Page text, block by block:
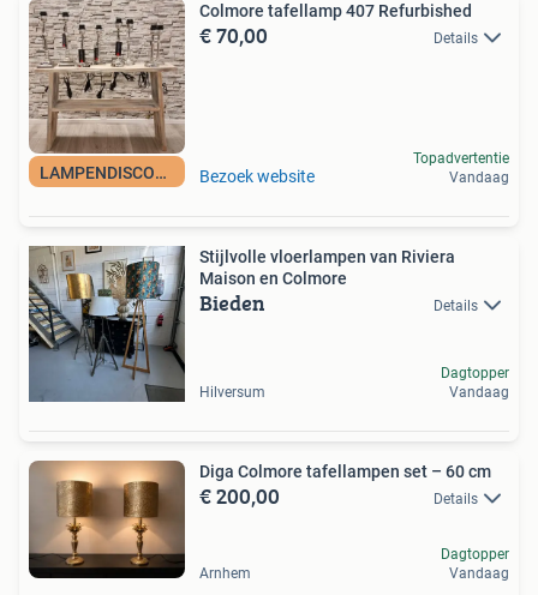
LAMPENDISCOUNT_NL
Colmore tafellamp 407 Refurbished
€ 70,00 Details
Bezoek website
Topadvertentie
Vandaag
Stijlvolle vloerlampen van Riviera
Maison en Colmore
Bieden Details
Hilversum
Dagtopper
Vandaag
Diga Colmore tafellampen set – 60 cm
€ 200,00 Details
Arnhem
Dagtopper
Vandaag